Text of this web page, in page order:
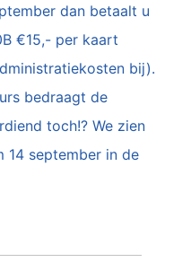
dan betaalt u
€15,- per kaart
bij).
bedraagt de
toch!? We zien
14 september in de